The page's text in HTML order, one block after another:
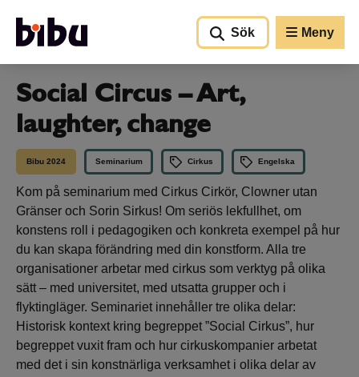
Sök
Meny
Social Circus – Art,
laughter, change
Bibu 2024 Seminarium Cirkus Engelska
Kom på seminarium med Cirkus Cirkör, Clowner utan
Gränser och Sorin Sirkus! Om seriös lekfullhet, om
konstens roll i pedagogiken och konkreta exempel på hur
du kan skapa förändring med din konstform. Alla tre
organisationer arbetar med cirkus som verktyg på olika
sätt – med universitet, med utsatta grupper och i
flyktingläger. Seminariet innehåller tre olika delar:
Historisk kontext kring begreppet ”Social Cirkus”, hur
begreppet vuxit fram och hur cirkuskompanier arbetat
med det i sin konstnärliga verksamhet i olika delar av